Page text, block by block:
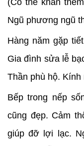
(Có thể khấn
Ngũ phương ngũ
Hàng năm gặp
Gia đình sửa lễ
Thần phù hộ. Kính
Bếp trong nếp
cũng đẹp. Cảm
giúp đỡ lợi lạc.